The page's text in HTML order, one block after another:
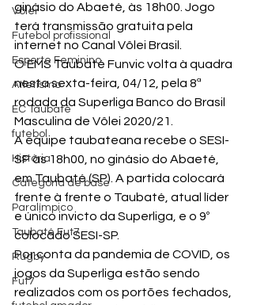
Vôlei
Futebol profissional
Esporte Feminino
Atletismo
EC Taubaté
futebol
História
Categoria de base
Paralímpico
Taubaté Fut7
Rugby
Fut7
ginásio do Abaeté, às 18h00. Jogo
terá transmissão gratuita pela
internet no Canal Vôlei Brasil.
O EMS Taubaté Funvic volta à quadra
nesta sexta-feira, 04/12, pela 8ª
rodada da Superliga Banco do Brasil
Masculina de Vôlei 2020/21.
A equipe taubateana recebe o SESI-
SP às 18h00, no ginásio do Abaeté,
em Taubaté (SP). A partida colocará
frente à frente o Taubaté, atual líder
e único invicto da Superliga, e o 9º
colocado SESI-SP.
Por conta da pandemia de COVID, os
jogos da Superliga estão sendo
realizados com os portões fechados,